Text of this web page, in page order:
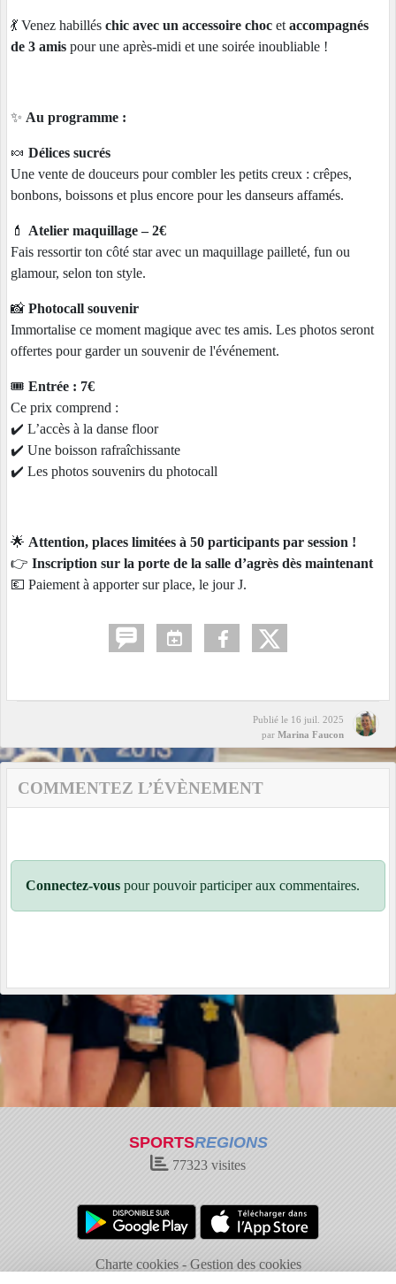
💃 Venez habillés chic avec un accessoire choc et accompagnés
de 3 amis pour une après-midi et une soirée inoubliable !
✨ Au programme :
🍬 Délices sucrés
Une vente de douceurs pour combler les petits creux : crêpes,
bonbons, boissons et plus encore pour les danseurs affamés.
💄 Atelier maquillage – 2€
Fais ressortir ton côté star avec un maquillage pailleté, fun ou
glamour, selon ton style.
📸 Photocall souvenir
Immortalise ce moment magique avec tes amis. Les photos seront
offertes pour garder un souvenir de l'événement.
🎟️ Entrée : 7€
Ce prix comprend :
✔️ L’accès à la danse floor
✔️ Une boisson rafraîchissante
✔️ Les photos souvenirs du photocall
🌟 Attention, places limitées à 50 participants par session !
👉 Inscription sur la porte de la salle d’agrès dès maintenant
💶 Paiement à apporter sur place, le jour J.
Publié le 16 juil. 2025
par Marina Faucon
COMMENTEZ L’ÉVÈNEMENT
Connectez-vous pour pouvoir participer aux commentaires.
SPORTSREGIONS
77323 visites
Charte cookies
Gestion des cookies